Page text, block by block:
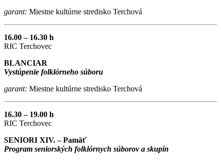
garant: Miestne kultúrne stredisko Terchová
16.00 – 16.30 h
RIC Terchovec
BLANCIAR
Vystúpenie folklórneho súboru
garant: Miestne kultúrne stredisko Terchová
16.30 – 19.00 h
RIC Terchovec
SENIORI XIV. – Pamäť
Program seniorských folklórnych súborov a skupín